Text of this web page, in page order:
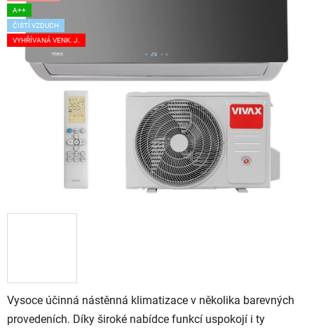
Vysoce účinná nástěnná klimatizace v několika barevných
provedeních. Díky široké nabídce funkcí uspokojí i ty
A++
ČISTÍ VZDUCH
VYHŘÍVANÁ VENK. J.